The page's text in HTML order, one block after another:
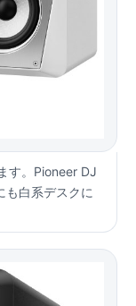
す。Pioneer DJ
も白系デスクに